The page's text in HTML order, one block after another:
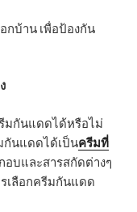
กบ้าน เพื่อป้องกัน
มกันแดดได้หรือไม่
กันแดดได้เป็นครีมที่
อบและสารสกัดต่างๆ
เลือกครีมกันแดด